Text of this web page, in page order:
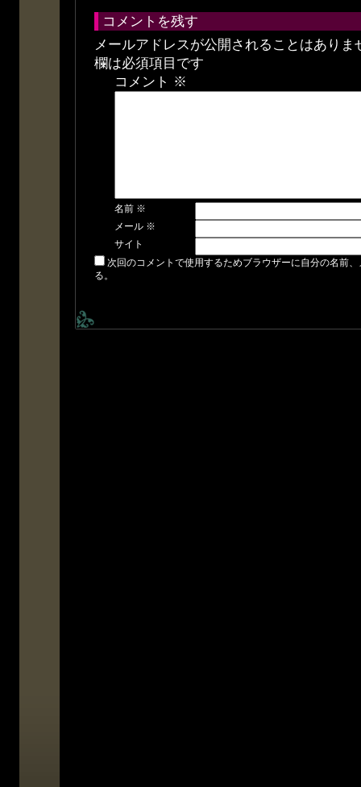
コメントを残す
メールアドレスが公開されることはありま
欄は必須項目です
コメント ※
名前 ※
メール ※
サイト
次回のコメントで使用するためブラウザーに自分の名前
る。